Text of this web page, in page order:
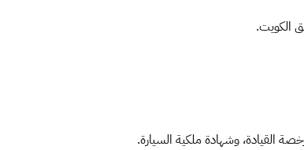
الكويت.
القيادة، وشهادة ملكية السيارة.